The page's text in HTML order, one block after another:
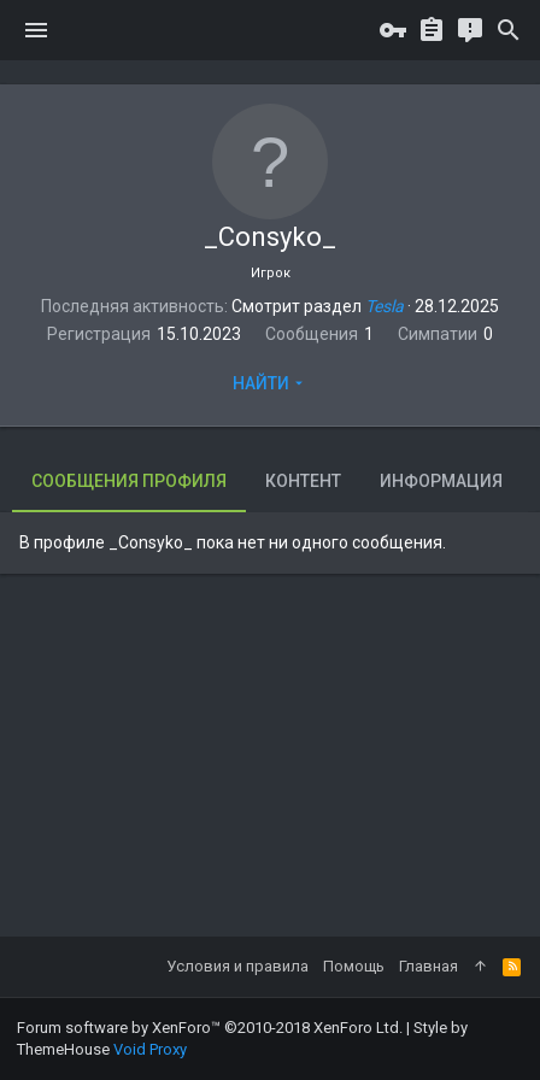
_Consyko_
Игрок
Последняя активность Смотрит раздел Tesla · 28.12.2025
Регистрация 15.10.2023 Сообщения 1 Симпатии 0
НАЙТИ
СООБЩЕНИЯ ПРОФИЛЯ КОНТЕНТ ИНФОРМАЦИЯ
В профиле _Consyko_ пока нет ни одного сообщения.
Условия и правила Помощь Главная
Forum software by XenForo™ ©2010-2018 XenForo Ltd. | Style by
ThemeHouse Void Proxy